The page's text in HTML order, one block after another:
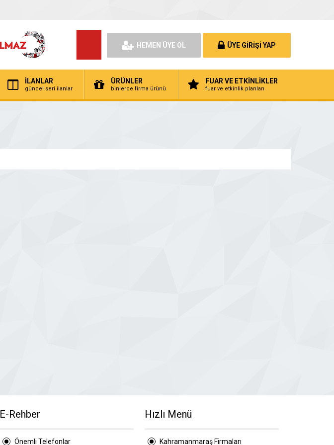
HEMEN ÜYE OL ÜYE GİRİŞİ YAP
İLANLAR
güncel seri ilanlar
ÜRÜNLER
binlerce firma ürünü
FUAR VE ETKİNLİKLER
fuar ve etkinlik planları
E-Rehber
Önemli Telefonlar
Hızlı Menü
Kahramanmaraş Firmaları